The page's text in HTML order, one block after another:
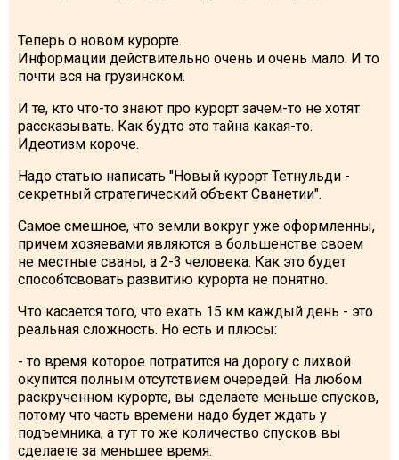
Теперь о новом курорте.
Информации действительно очень и очень мало. И то
почти вся на грузинском.
И те, кто что-то знают про курорт зачем-то не хотят
рассказывать. Как будто это тайна какая-то.
Идеотизм короче.
Надо статью написать "Новый курорт Тетнульди -
секретный стратегический объект Сванетии".
Самое смешное, что земли вокруг уже оформленны,
причем хозяевами являются в большенстве своем
не местные сваны, а 2-3 человека. Как это будет
способтсвовать развитию курорта не понятно.
Что касается того, что ехать 15 км каждый день - это
реальная сложность. Но есть и плюсы:
- то время которое потратится на дорогу с лихвой
окупится полным отсутствием очередей. На любом
раскрученном курорте, вы сделаете меньше спусков,
потому что часть времени надо будет ждать у
подъемника, а тут то же количество спусков вы
сделаете за меньшее время.